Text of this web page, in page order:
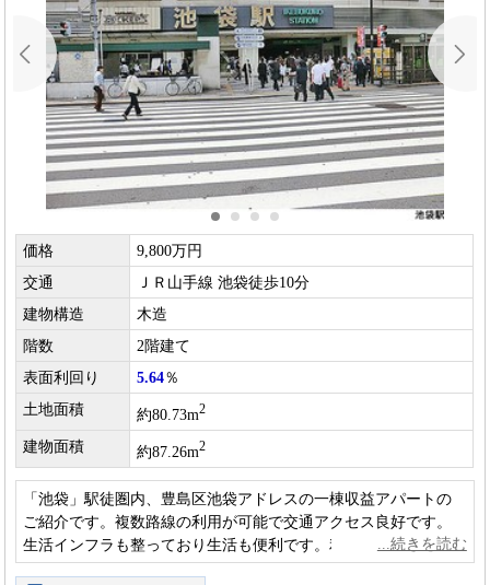
価格
9,800万円
交通
ＪＲ山手線 池袋徒歩10分
建物構造
木造
階数
2階建て
表面利回り
5.64％
土地面積
約80.73m2
建物面積 約87.26m2
「池袋」駅徒圏内、豊島区池袋アドレスの一棟収益アパートの
ご紹介です。複数路線の利用が可能で交通アクセス良好です。
生活インフラも整っており生活も便利です。利便性の良い立地
で将来の賃貸需要も見込めそうです。